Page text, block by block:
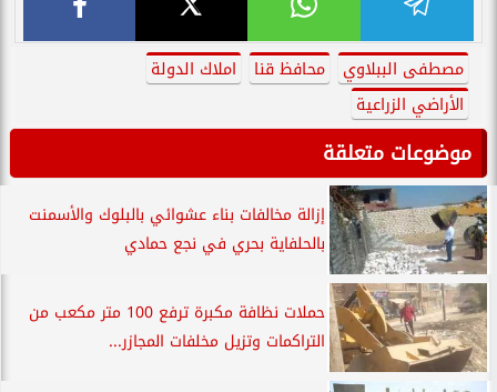
مصطفى الببلاوي محافظ قنا
املاك الدولة
الأراضي الزراعية
موضوعات متعلقة
إزالة مخالفات بناء عشوائي بالبلوك والأسمنت
بالحلفاية بحري في نجع حمادي
حملات نظافة مكبرة ترفع 100 متر مكعب من
التراكمات وتزيل مخلفات المجازر...